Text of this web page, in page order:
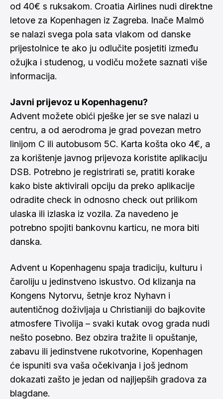
od 40€ s ruksakom. Croatia Airlines nudi direktne
letove za Kopenhagen iz Zagreba. Inače Malmö
se nalazi svega pola sata vlakom od danske
prijestolnice te ako ju odlučite posjetiti između
ožujka i studenog, u vodiču možete saznati više
informacija.
Javni prijevoz u Kopenhagenu?
Advent možete obići pješke jer se sve nalazi u
centru, a od aerodroma je grad povezan metro
linijom C ili autobusom 5C. Karta košta oko 4€, a
za korištenje javnog prijevoza koristite aplikaciju
DSB. Potrebno je registrirati se, pratiti korake
kako biste aktivirali opciju da preko aplikacije
odradite check in odnosno check out prilikom
ulaska ili izlaska iz vozila. Za navedeno je
potrebno spojiti bankovnu karticu, ne mora biti
danska.
Advent u Kopenhagenu spaja tradiciju, kulturu i
čaroliju u jedinstveno iskustvo. Od klizanja na
Kongens Nytorvu, šetnje kroz Nyhavn i
autentičnog doživljaja u Christianiji do bajkovite
atmosfere Tivolija – svaki kutak ovog grada nudi
nešto posebno. Bez obzira tražite li opuštanje,
zabavu ili jedinstvene rukotvorine, Kopenhagen
će ispuniti sva vaša očekivanja i još jednom
dokazati zašto je jedan od najljepših gradova za
blagdane.